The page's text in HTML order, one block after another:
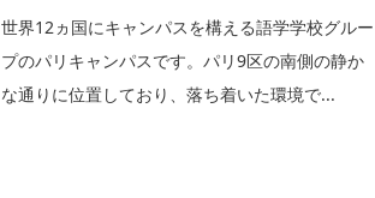
世界12ヵ国にキャンパスを構える語学学校グルー
プのパリキャンパスです。パリ9区の南側の静か
な通りに位置しており、落ち着いた環境で...